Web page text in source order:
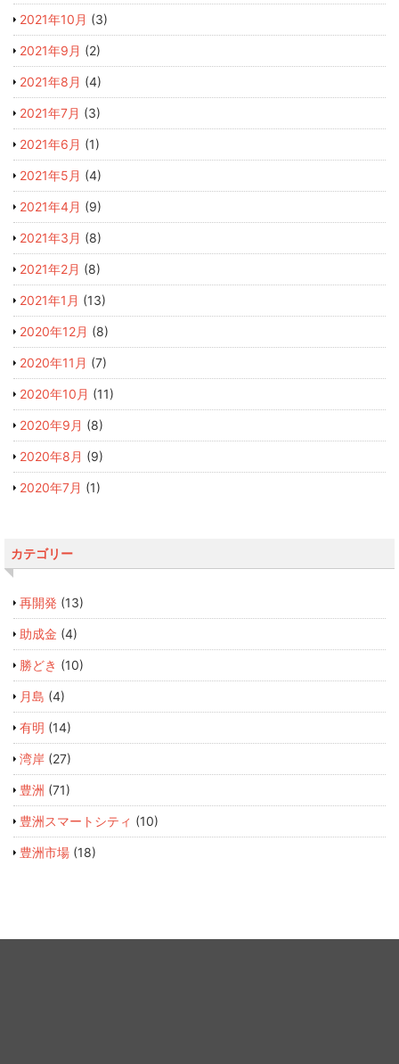
2021年10月 (3)
2021年9月 (2)
2021年8月 (4)
2021年7月 (3)
2021年6月 (1)
2021年5月 (4)
2021年4月 (9)
2021年3月 (8)
2021年2月 (8)
2021年1月 (13)
2020年12月 (8)
2020年11月 (7)
2020年10月 (11)
2020年9月 (8)
2020年8月 (9)
2020年7月 (1)
カテゴリー
再開発 (13)
助成金 (4)
勝どき (10)
月島 (4)
有明 (14)
湾岸 (27)
豊洲 (71)
豊洲スマートシティ (10)
豊洲市場 (18)